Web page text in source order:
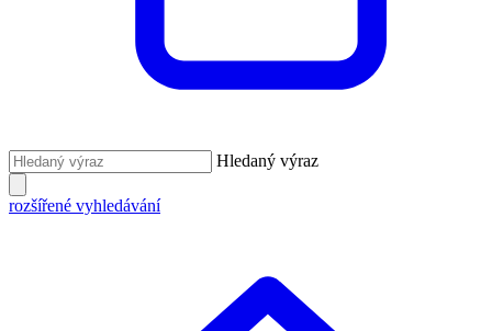
Hledaný výraz
rozšířené vyhledávání